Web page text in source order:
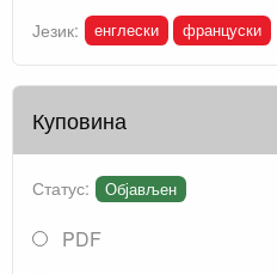
Језик: енглески француски
Куповина
Статус: Објављен
PDF